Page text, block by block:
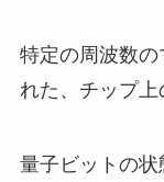
特定の周波数の
れた、チップ上
量子ビットの状